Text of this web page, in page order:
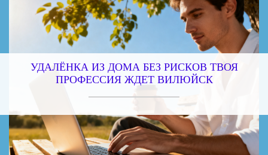
УДАЛЁНКА ИЗ ДОМА БЕЗ РИСКОВ ТВОЯ
ПРОФЕССИЯ ЖДЕТ ВИЛЮЙСК